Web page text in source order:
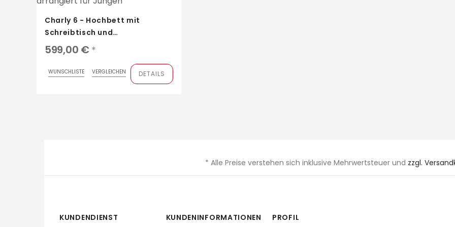
Charly 6 - Hochbett mit
Schreibtisch und
Kleiderschrank von Parisot
599,00 € *
WUNSCHLISTE VERGLEICHEN DETAILS
* Alle Preise verstehen sich inklusive Mehrwertsteuer und zzgl.
KUNDENDIENST KUNDENINFORMATIONEN PROFIL